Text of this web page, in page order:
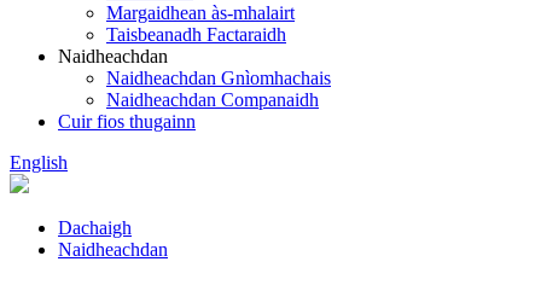
Margaidhean às-mhalairt
Taisbeanadh Factaraidh
Naidheachdan
Naidheachdan Gnìomhachais
Naidheachdan Companaidh
Cuir fios thugainn
English
Dachaigh
Naidheachdan